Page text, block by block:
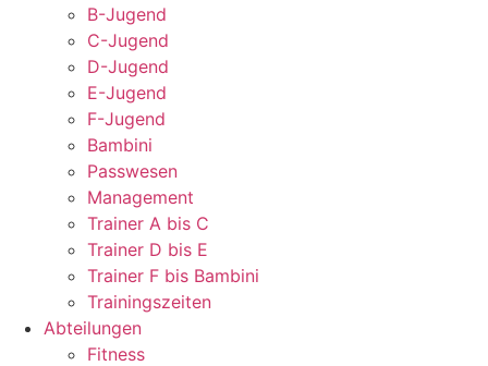
B-Jugend
C-Jugend
D-Jugend
E-Jugend
F-Jugend
Bambini
Passwesen
Management
Trainer A bis C
Trainer D bis E
Trainer F bis Bambini
Trainingszeiten
Abteilungen
Fitness